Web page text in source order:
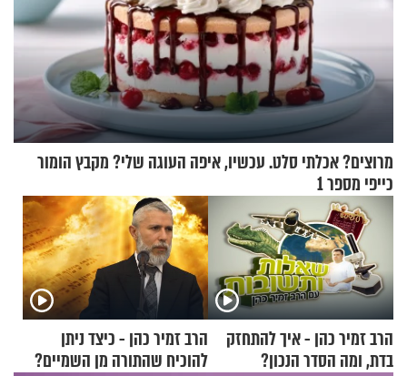
מרוצים? אכלתי סלט. עכשיו, איפה העוגה שלי? מקבץ הומור
כייפי מספר 1
הרב זמיר כהן - איך להתחזק
בדת, ומה הסדר הנכון?
הרב זמיר כהן - כיצד ניתן
להוכיח שהתורה מן השמיים?